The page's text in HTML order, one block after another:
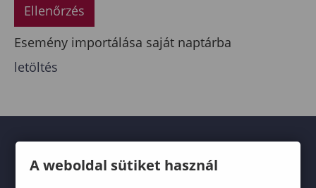
Ellenőrzés
Esemény importálása saját naptárba
letöltés
A weboldal sütiket használ